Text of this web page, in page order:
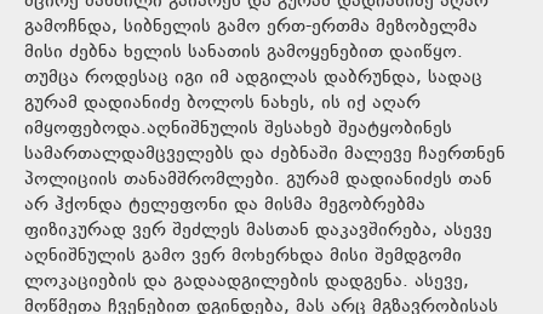
გამოჩნდა, სიბნელის გამო ერთ-ერთმა მეზობელმა
მისი ძებნა ხელის სანათის გამოყენებით დაიწყო.
თუმცა როდესაც იგი იმ ადგილას დაბრუნდა, სადაც
გურამ დადიანიძე ბოლოს ნახეს, ის იქ აღარ
იმყოფებოდა.აღნიშნულის შესახებ შეატყობინეს
სამართალდამცველებს და ძებნაში მალევე ჩაერთნენ
პოლიციის თანამშრომლები. გურამ დადიანიძეს თან
არ ჰქონდა ტელეფონი და მისმა მეგობრებმა
ფიზიკურად ვერ შეძლეს მასთან დაკავშირება, ასევე
აღნიშნულის გამო ვერ მოხერხდა მისი შემდგომი
ლოკაციების და გადაადგილების დადგენა. ასევე,
მოწმეთა ჩვენებით დგინდება, მას არც მგზავრობისას